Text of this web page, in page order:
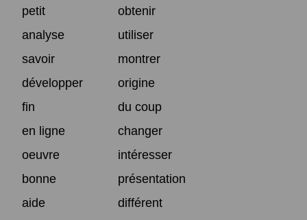
petit
obtenir
analyse
utiliser
savoir
montrer
développer
origine
fin
du coup
en ligne
changer
oeuvre
intéresser
bonne
présentation
aide
différent